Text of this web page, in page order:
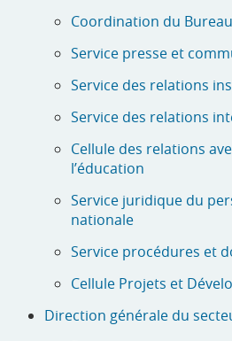
Coordination du
Service presse et
Service des relations
Service des relations
Cellule des relations
l’éducation
Service juridique du
nationale
Service procédures et
Cellule Projets et
Direction générale du